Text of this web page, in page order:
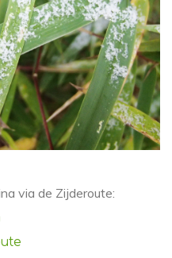
via de Zijderoute: